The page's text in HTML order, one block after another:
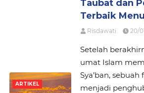
ARTIKEL
Taubat dan
Terbaik
Risdawati 20/
Setelah
umat Islam
Sya’ban,
menjadi